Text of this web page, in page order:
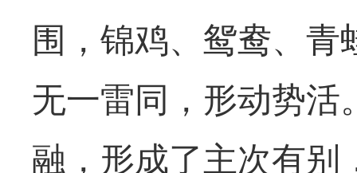
围，锦鸡、鸳鸯、青
无一雷同，形动势活
融，形成了主次有别